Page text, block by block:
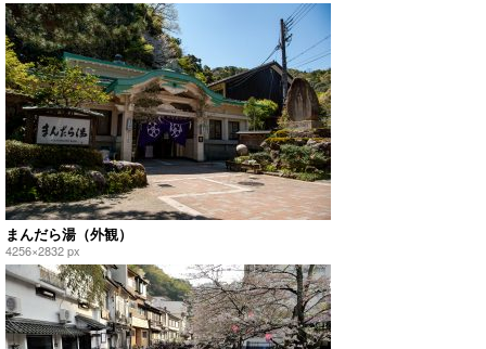
まんだら湯（外観）
4256×2832 px